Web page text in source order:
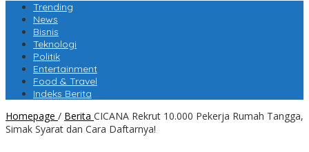
Trending
News
Bisnis
Teknologi
Politik
Entertainment
Food & Travel
Indeks Berita
Homepage / Berita CICANA Rekrut 10.000 Pekerja Rumah Tangga,
Simak Syarat dan Cara Daftarnya!